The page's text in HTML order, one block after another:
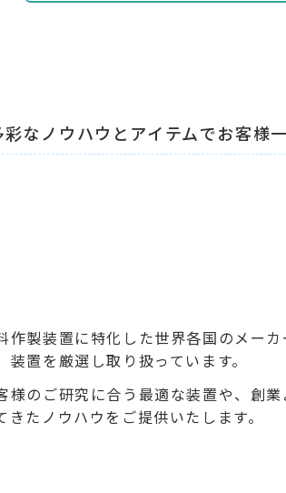
彩なノウハウとアイテムでお客様
作製装置に特化した世界各国のメーカ
装置を厳選し取り扱っています。
様のご研究に合う最適な装置や、創業
きたノウハウをご提供いたします。